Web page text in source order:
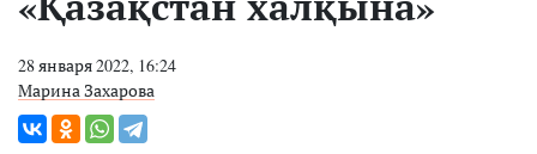
28 января 2022, 16:24
Марина Захарова